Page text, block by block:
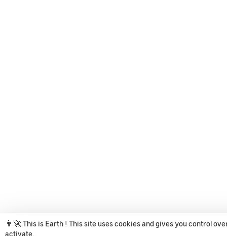
👨‍🚀 This is Earth ! This site uses cookies and gives you control
activate.